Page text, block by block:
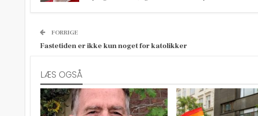
FORRIGE
Fastetiden er ikke kun noget for katolikker
LÆS OGSÅ